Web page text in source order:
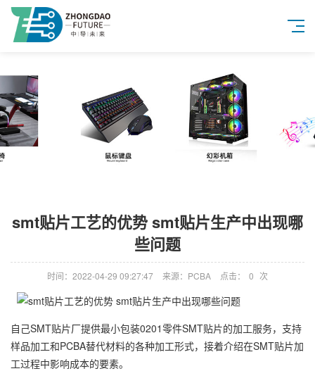
smt贴片工艺的优势 smt贴片生产中出现哪
些问题
时间：2022-04-29 09:27:47 来源：PCBA 点击： 0 次
自己SMT贴片厂提供最小包装0201零件SMT贴片的加工服务，支持
样品加工和PCBA替代材料的各种加工形式，接着介绍在SMT贴片加
工过程中影响成本的要素。